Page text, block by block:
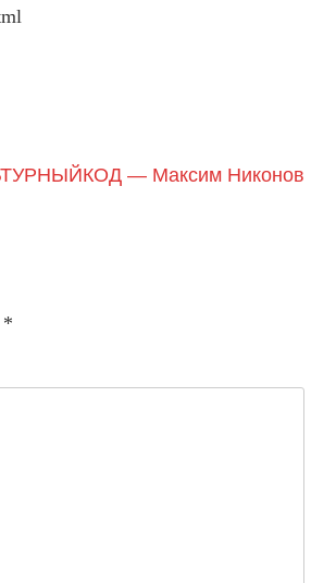
— Максим Никонов
*